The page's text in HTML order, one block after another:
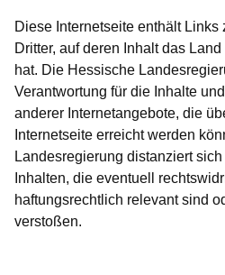
Diese Internetseite enthält Links
Dritter, auf deren Inhalt das
hat. Die Hessische
Verantwortung für die Inhalte
anderer Internetangebote, die
Internetseite erreicht werden
Landesregierung distanziert
Inhalten, die eventuell
haftungsrechtlich relevant sind
verstoßen.